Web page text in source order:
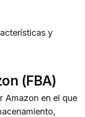
y
(FBA)
Amazon en el que